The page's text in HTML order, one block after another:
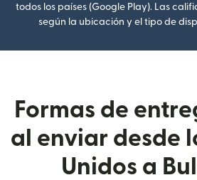
todos los países (Google Play). Las
según la ubicación y el tipo de
Formas de
al enviar desde
Unidos a